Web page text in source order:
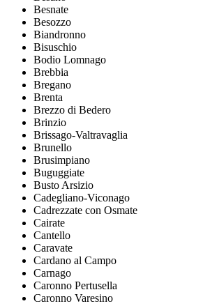
Besnate
Besozzo
Biandronno
Bisuschio
Bodio Lomnago
Brebbia
Bregano
Brenta
Brezzo di Bedero
Brinzio
Brissago-Valtravaglia
Brunello
Brusimpiano
Buguggiate
Busto Arsizio
Cadegliano-Viconago
Cadrezzate con Osmate
Cairate
Cantello
Caravate
Cardano al Campo
Carnago
Caronno Pertusella
Caronno Varesino